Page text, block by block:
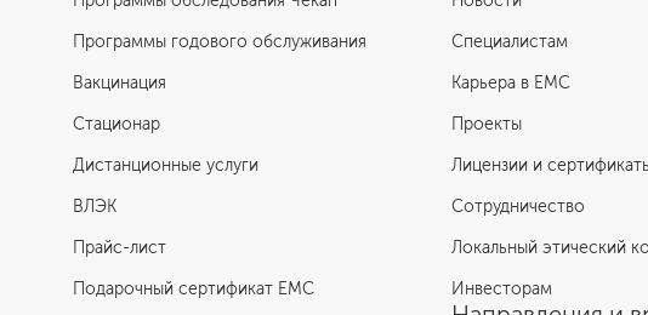
Отзыв пациента Урологической клиники
Специалистам
Карьера в ЕМС
Проекты
Лицензии и
Сотрудничество
Локальный этический
Инвесторам
Программы годового обслуживания
Вакцинация
Стационар
Дистанционные услуги
ВЛЭК
Прайс-лист
Подарочный сертификат EMC